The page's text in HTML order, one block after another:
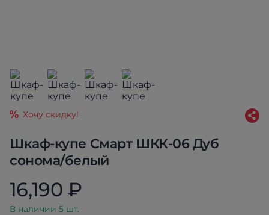
Шкаф-купе Смарт ШКК-06 Дуб
сонома/белый
Хочу скидку!
16,190 ₽
В наличии 5 шт.